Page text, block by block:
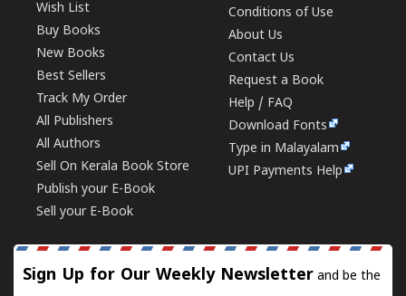
Wish List
Buy Books
New Books
Best Sellers
Track My Order
All Publishers
All Authors
Sell On Kerala Book Store
Publish your E-Book
Sell your E-Book
Conditions of Use
About Us
Contact Us
Request a Book
Help / FAQ
Download Fonts
Type in Malayalam
UPI Payments Help
Sign Up for Our Weekly Newsletter and be the